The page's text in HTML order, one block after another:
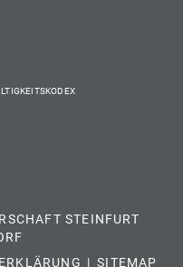
STEINFURT
SITEMAP